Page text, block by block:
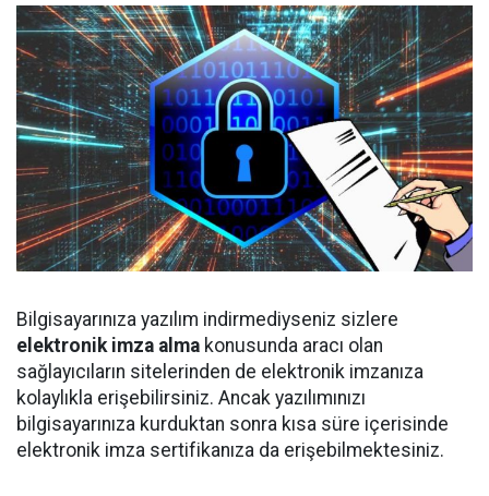
Bilgisayarınıza yazılım indirmediyseniz sizlere
elektronik imza alma konusunda aracı olan
sağlayıcıların sitelerinden de elektronik imzanıza
kolaylıkla erişebilirsiniz. Ancak yazılımınızı
bilgisayarınıza kurduktan sonra kısa süre içerisinde
elektronik imza sertifikanıza da erişebilmektesiniz.